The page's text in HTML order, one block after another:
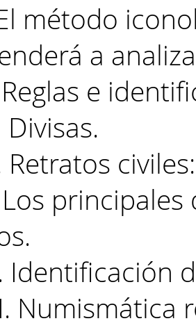
método
a
e
Divisas.
Retratos civiles:
Los
Identificación
Numismática